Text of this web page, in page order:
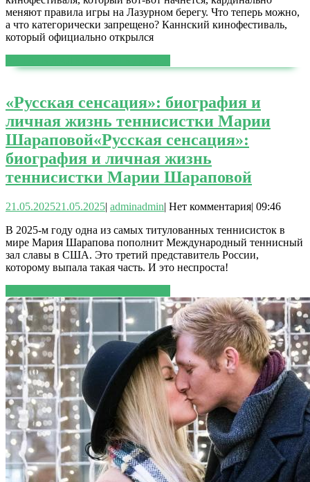
меняют правила игры на Лазурном берегу. Что теперь можно,
а что категорически запрещено? Каннский кинофестиваль,
который официально открылся
«Русская сенсация»: биография и
личная жизнь теннисистки Марии
Шараповой«Русская сенсация»:
биография и личная жизнь
теннисистки Марии Шараповой
21.05.202521.05.2025| adminadmin| Нет комментария| 09:46
В 2025-м году одна из самых титулованных теннисисток в
мире Мария Шарапова пополнит Международный теннисный
зал славы в США. Это третий представитель России,
которому выпала такая часть. И это неспроста!